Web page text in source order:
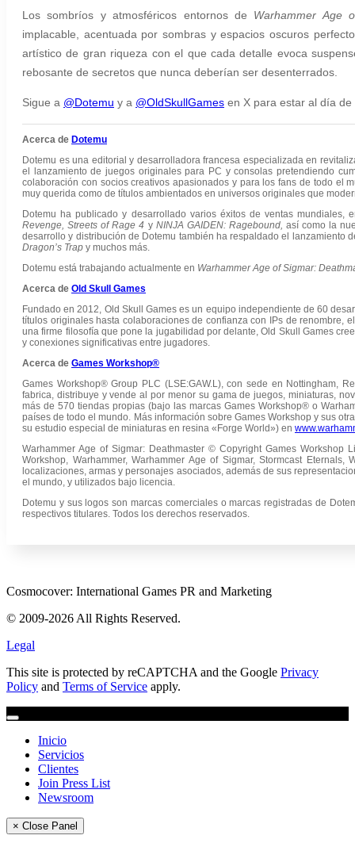
Los sombríos y atmosféricos entornos de Warhammer Age
implacable, acentuada por sombras y espacios oscuros
artístico de gran riqueza con el que cada detalle evoca
rebosante de secretos que nunca deberían ser desenterrados.
Sigue a @Dotemu y a @OldSkullGames en X para estar al día
Acerca de Dotemu
Dotemu es una editorial y desarrolladora francesa especializada en
el lanzamiento de juegos originales para PC y consolas pretendiendo
colaboración con socios creativos apasionados y para los fans de todo el
muy querida como de títulos ambientados en universos originales que
Dotemu ha publicado y desarrollado varios éxitos de ventas
Revenge, Streets of Rage 4 yNINJA GAIDEN: Ragebound, así como la
desarrollo y distribución de Dotemu también ha respaldado el lanzamiento
Dragon’s Trap y muchos más.
Dotemu está trabajando actualmente en Warhammer Age of Sigmar:
Acerca de Old Skull Games
Fundado en 2012, Old Skull Games es un equipo independiente de 60
títulos originales hasta colaboraciones de confianza con IPs de renombre,
una firme filosofía que pone la jugabilidad por delante, Old Skull Games
y conexiones significativas entre jugadores.
Acerca de Games Workshop®
Games Workshop® Group PLC (LSE:GAW.L), con sede en Nottingham,
fabrica, distribuye y vende al por menor su gama de juegos, miniaturas,
más de 570 tiendas propias (bajo las marcas Games Workshop® o
países de todo el mundo. Más información sobre Games Workshop y sus
su estudio especial de miniaturas en resina «Forge World») en
Warhammer Age of Sigmar: Deathmaster © Copyright Games Workshop
Workshop, Warhammer, Warhammer Age of Sigmar, Stormcast
localizaciones, armas y personajes asociados, además de sus
el mundo, y utilizados bajo licencia.
Dotemu y sus logos son marcas comerciales o marcas registradas de
respectivos titulares. Todos los derechos reservados.
Cosmocover: International Games PR and Marketing
© 2009-2026 All Rights Reserved.
Legal
This site is protected by reCAPTCHA and the Google Privacy
Policy and Terms of Service apply.
Inicio
Servicios
Clientes
Join Press List
Newsroom
× Close Panel